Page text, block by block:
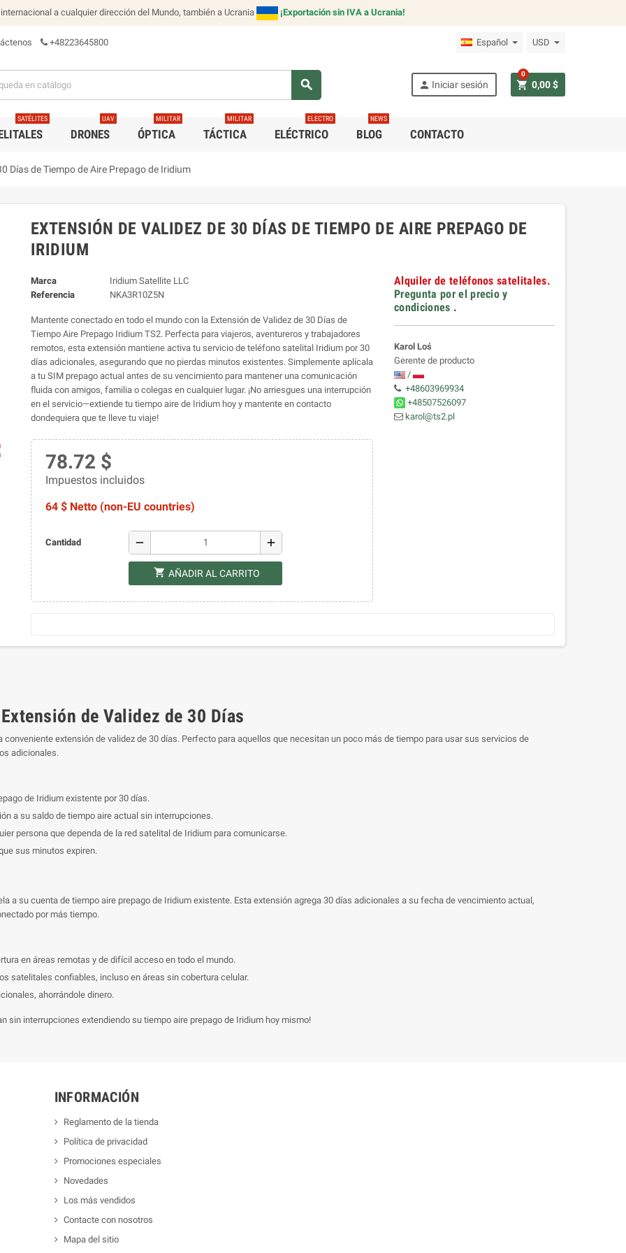
a cualquier dirección del Mundo, también a Ucrania ¡Exportación sin IVA a Ucrania!
+48223645800 Español USD
search person Iniciar sesión shopping_cart 0,00 $
0
SATÉLITES
DRONES
UAV
ÓPTICA
MILITAR
TÁCTICA
MILITAR
ELÉCTRICO
ELECTRO
BLOG
NEWS
CONTACTO
Días de Tiempo de Aire Prepago de Iridium
EXTENSIÓN DE VALIDEZ DE 30 DÍAS DE TIEMPO DE AIRE PREPAGO DE
IRIDIUM
Marca
Iridium Satellite LLC
Referencia
NKA3R10Z5N
Mantente conectado en todo el mundo con la Extensión de Validez de 30 Días de
Tiempo Aire Prepago Iridium TS2. Perfecta para viajeros, aventureros y trabajadores
remotos, esta extensión mantiene activa tu servicio de teléfono satelital Iridium por 30
días adicionales, asegurando que no pierdas minutos existentes. Simplemente aplícala
a tu SIM prepago actual antes de su vencimiento para mantener una comunicación
fluida con amigos, familia o colegas en cualquier lugar. ¡No arriesgues una interrupción
en el servicio—extiende tu tiempo aire de Iridium hoy y mantente en contacto
dondequiera que te lleve tu viaje!
78.72 $
Impuestos incluidos
64 $ Netto (non-EU countries)
Cantidad remove add
shopping_cart AÑADIR AL CARRITO
Alquiler de teléfonos satelitales.
Pregunta por el precio y
condiciones .
Karol Loś
Gerente de producto
/
+48603969934
+48507526097
karol@ts2.pl
de Validez de 30 Días
extensión de validez de 30 días. Perfecto para aquellos que necesitan un poco más de tiempo para usar sus servicios de
adicionales.
de Iridium existente por 30 días.
a su saldo de tiempo aire actual sin interrupciones.
persona que dependa de la red satelital de Iridium para comunicarse.
sus minutos expiren.
a su cuenta de tiempo aire prepago de Iridium existente. Esta extensión agrega 30 días adicionales a su fecha de vencimiento actual,
por más tiempo.
en áreas remotas y de difícil acceso en todo el mundo.
satelitales confiables, incluso en áreas sin cobertura celular.
ahorrándole dinero.
interrupciones extendiendo su tiempo aire prepago de Iridium hoy mismo!
INFORMACIÓN
Reglamento de la tienda
Política de privacidad
Promociones especiales
Novedades
Los más vendidos
Contacte con nosotros
Mapa del sitio